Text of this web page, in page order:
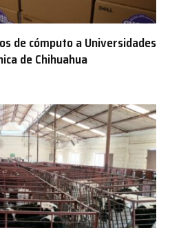
de cómputo a Universidades
de Chihuahua